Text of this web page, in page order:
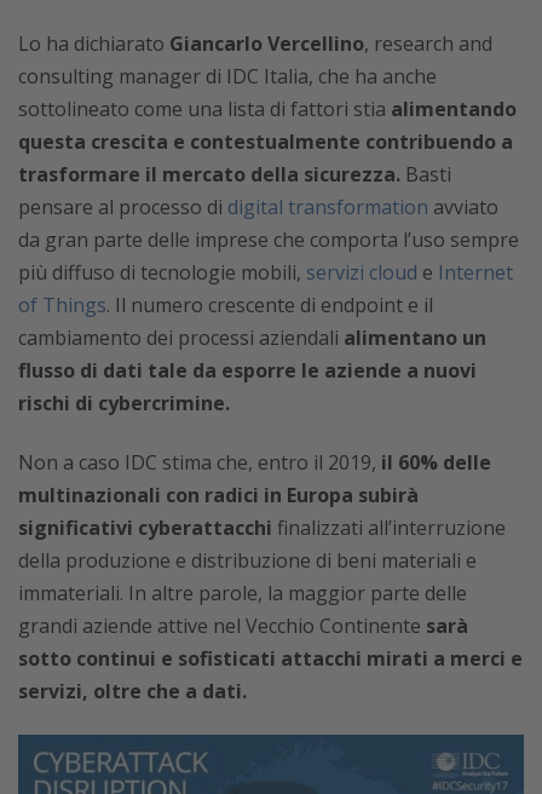
Lo ha dichiarato Giancarlo Vercellino, research and
consulting manager di IDC Italia, che ha anche
sottolineato come una lista di fattori stia alimentando
questa crescita e contestualmente contribuendo a
trasformare il mercato della sicurezza. Basti
pensare al processo di digital transformation avviato
da gran parte delle imprese che comporta l’uso sempre
più diffuso di tecnologie mobili, servizi cloud e Internet
of Things. Il numero crescente di endpoint e il
cambiamento dei processi aziendali alimentano un
flusso di dati tale da esporre le aziende a nuovi
rischi di cybercrimine.
Non a caso IDC stima che, entro il 2019, il 60% delle
multinazionali con radici in Europa subirà
significativi cyberattacchi finalizzati all’interruzione
della produzione e distribuzione di beni materiali e
immateriali. In altre parole, la maggior parte delle
grandi aziende attive nel Vecchio Continente sarà
sotto continui e sofisticati attacchi mirati a merci e
servizi, oltre che a dati.